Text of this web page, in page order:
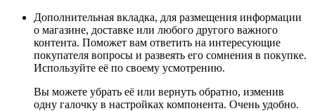
Дополнительная вкладка, для размещения информации
о магазине, доставке или любого другого важного
контента. Поможет вам ответить на интересующие
покупателя вопросы и развеять его сомнения в покупке.
Используйте её по своему усмотрению.
Вы можете убрать её или вернуть обратно, изменив
одну галочку в настройках компонента. Очень удобно.